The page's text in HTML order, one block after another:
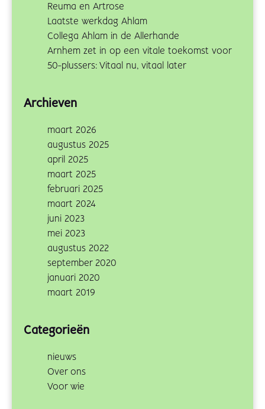
Reuma en Artrose
Laatste werkdag Ahlam
Collega Ahlam in de Allerhande
Arnhem zet in op een vitale toekomst voor
50-plussers: Vitaal nu, vitaal later
Archieven
maart 2026
augustus 2025
april 2025
maart 2025
februari 2025
maart 2024
juni 2023
mei 2023
augustus 2022
september 2020
januari 2020
maart 2019
Categorieën
nieuws
Over ons
Voor wie